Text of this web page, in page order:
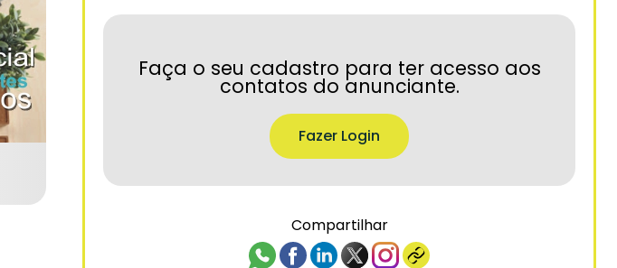
Faça o seu cadastro para ter acesso aos
contatos do anunciante.
Fazer Login
Compartilhar